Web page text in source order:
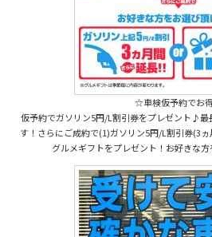
☆車検仮予約でお
仮予約でガソリン5円/L割引券をプレゼント♪最
す！さらにご成約で(1)ガソリン5円/L割引券(3
グルメギフトをプレゼント！お好きな